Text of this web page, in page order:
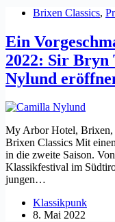
Brixen Classics,
Ein
2022: Sir Bryn
Nylund
My Arbor Hotel, Brixen,
Brixen Classics Mit
in die zweite Saison.
Klassikfestival im
jungen…
Klassikpunk
8. Mai 2022